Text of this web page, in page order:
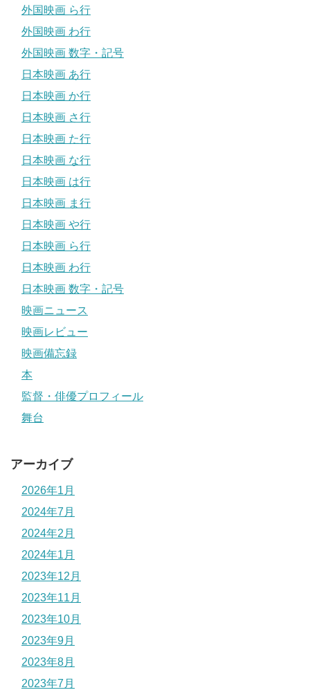
外国映画 ら行
外国映画 わ行
外国映画 数字・記号
日本映画 あ行
日本映画 か行
日本映画 さ行
日本映画 た行
日本映画 な行
日本映画 は行
日本映画 ま行
日本映画 や行
日本映画 ら行
日本映画 わ行
日本映画 数字・記号
映画ニュース
映画レビュー
映画備忘録
本
監督・俳優プロフィール
舞台
アーカイブ
2026年1月
2024年7月
2024年2月
2024年1月
2023年12月
2023年11月
2023年10月
2023年9月
2023年8月
2023年7月